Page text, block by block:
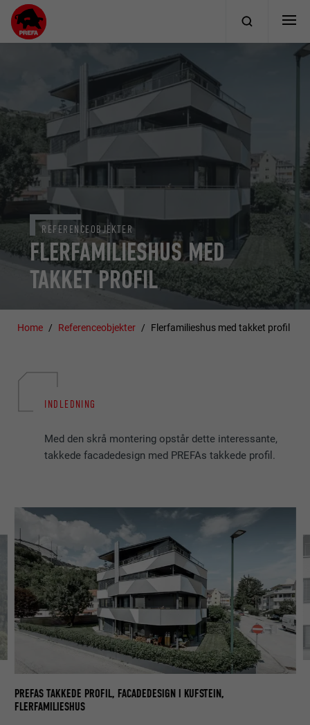
FLERFAMILIESHUS MED
TAKKET PROFIL
REFERENCEOBJEKTER
Home Referenceobjekter Flerfamilieshus med takket profil
INDLEDNING
Med den skrå montering opstår dette interessante,
takkede facadedesign med PREFAs takkede profil.
PREFAS TAKKEDE PROFIL, FACADEDESIGN I KUFSTEIN,
FLERFAMILIESHUS